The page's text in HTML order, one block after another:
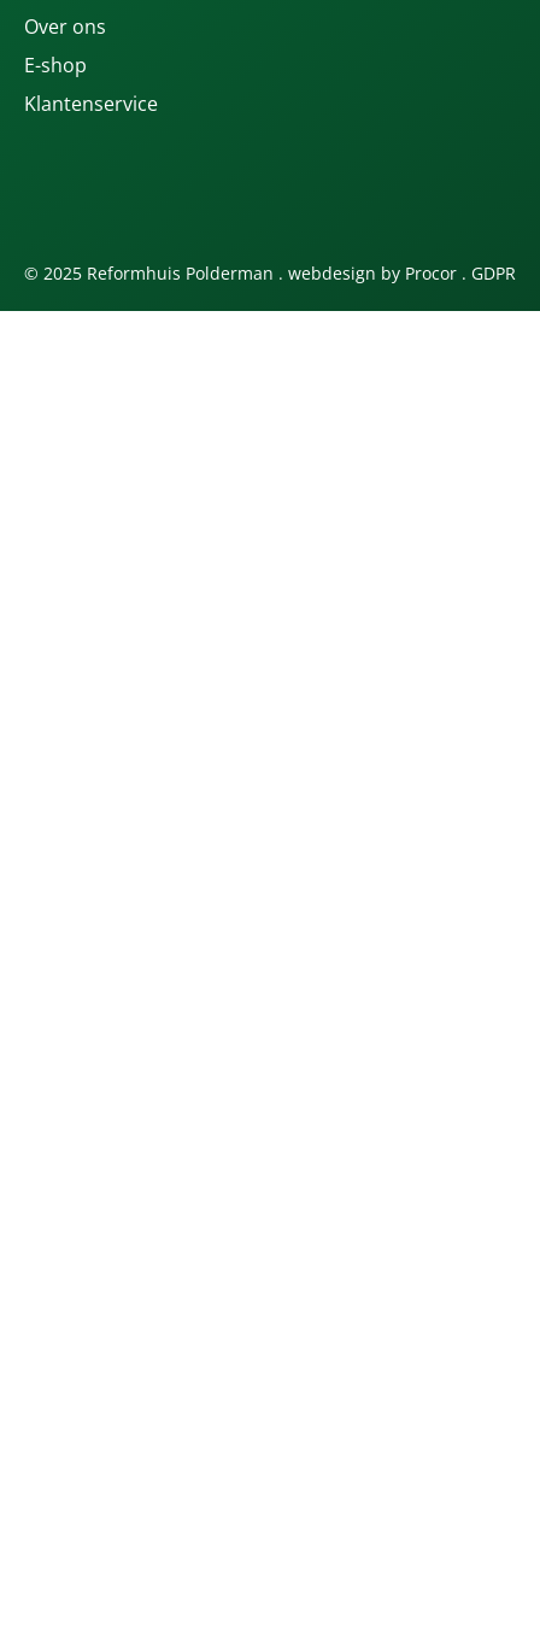
Over ons
E-shop
Klantenservice
© 2025 Reformhuis Polderman . webdesign by Procor . GDPR